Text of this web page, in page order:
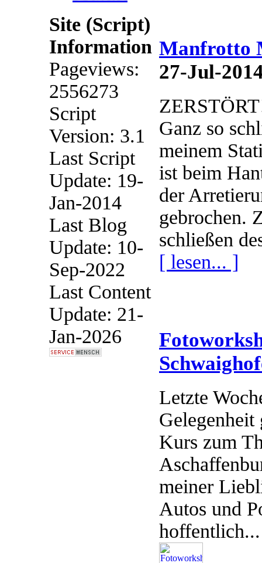
Site (Script)
Information
Pageviews:
2556273
Script
Version: 3.1
Last Script
Update: 19-
Jan-2014
Last Blog
Update: 10-
Sep-2022
Last Content
Update: 21-
Jan-2026
Manfrotto
27-Jul-
Ganz so
meinem
ist beim
der
gebrochen.
schließen
[ lesen... ]
Letzte
Gelegenheit
Kurs zum
meiner
Autos und
hoffentlich...